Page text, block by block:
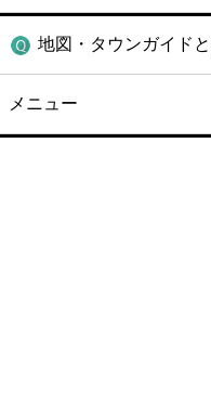
地図・タウンガイド
メニュー